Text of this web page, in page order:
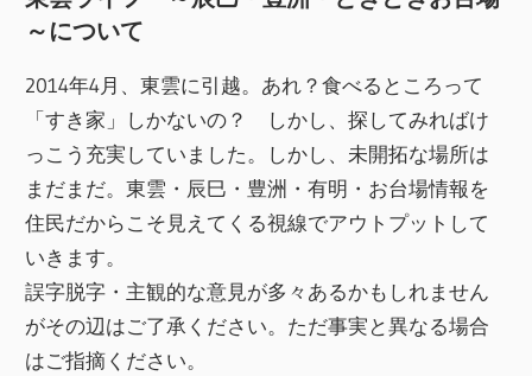
～について
2014年4月、東雲に引越。あれ？食べるところって
「すき家」しかないの？ しかし、探してみればけ
っこう充実していました。しかし、未開拓な場所は
まだまだ。東雲・辰巳・豊洲・有明・お台場情報を
住民だからこそ見えてくる視線でアウトプットして
いきます。
誤字脱字・主観的な意見が多々あるかもしれません
がその辺はご了承ください。ただ事実と異なる場合
はご指摘ください。